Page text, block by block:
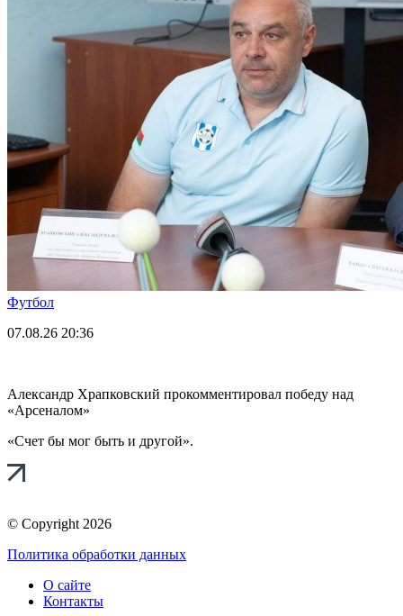
Футбол
07.08.26 20:36
Александр Храпковский прокомментировал победу над
«Арсеналом»
«Счет бы мог быть и другой».
© Copyright 2026
Политика обработки данных
О сайте
Контакты